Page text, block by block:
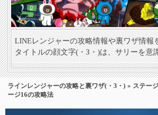
LINEレンジャーの攻略情報や裏ワザ情報
タイトルの顔文字(・З・)は、サリーを意
ラインレンジャーの攻略と裏ワザ(・З・) » ステー
ージ16の攻略法